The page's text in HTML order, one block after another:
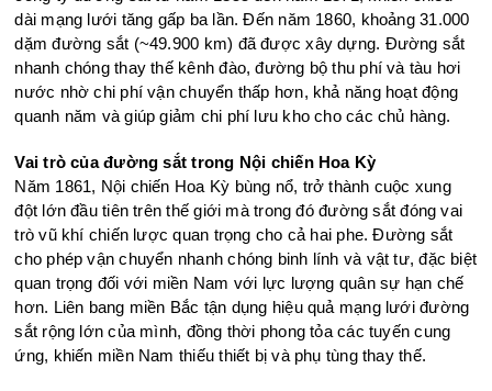
dài mạng lưới tăng gấp ba lần. Đến năm 1860, khoảng 31.000
dặm đường sắt (~49.900 km) đã được xây dựng. Đường sắt
nhanh chóng thay thế kênh đào, đường bộ thu phí và tàu hơi
nước nhờ chi phí vận chuyển thấp hơn, khả năng hoạt động
quanh năm và giúp giảm chi phí lưu kho cho các chủ hàng.
Vai trò của đường sắt trong Nội chiến Hoa Kỳ
Năm 1861, Nội chiến Hoa Kỳ bùng nổ, trở thành cuộc xung
đột lớn đầu tiên trên thế giới mà trong đó đường sắt đóng vai
trò vũ khí chiến lược quan trọng cho cả hai phe. Đường sắt
cho phép vận chuyển nhanh chóng binh lính và vật tư, đặc biệt
quan trọng đối với miền Nam với lực lượng quân sự hạn chế
hơn. Liên bang miền Bắc tận dụng hiệu quả mạng lưới đường
sắt rộng lớn của mình, đồng thời phong tỏa các tuyến cung
ứng, khiến miền Nam thiếu thiết bị và phụ tùng thay thế.